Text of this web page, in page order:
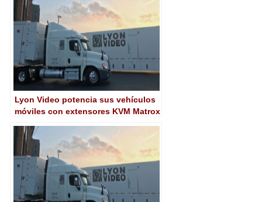
Lyon Video potencia sus vehículos
móviles con extensores KVM Matrox